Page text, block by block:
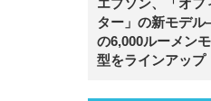
エプソン、「オフ
ター」の新モデ
の6,000ルーメン
型をラインアップ